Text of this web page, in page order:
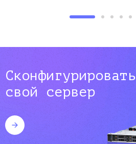
Сконфигурировать
свой сервер